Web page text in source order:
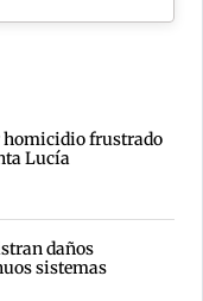
frustrado
Lucía
daños
sistemas